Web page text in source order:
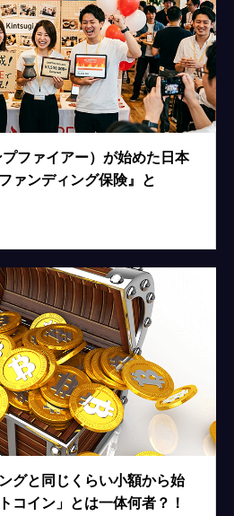
ファイアー）が始めた日本
ァンディング保険』と
グと同じくらい小額から始
コイン」とは一体何者？！